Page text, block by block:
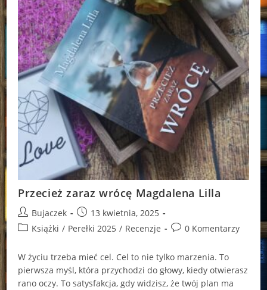
Przecież zaraz wrócę Magdalena Lilla
Post
author:
Bujaczek
Post
published:
13 kwietnia, 2025
PostKsiążki / Perełki 2025 / Recenzje
Post0 Komentarzy
W życiu trzeba mieć cel. Cel to nie tylko marzenia. To
pierwsza myśl, która przychodzi do głowy, kiedy otwierasz
rano oczy. To satysfakcja, gdy widzisz, że twój plan ma